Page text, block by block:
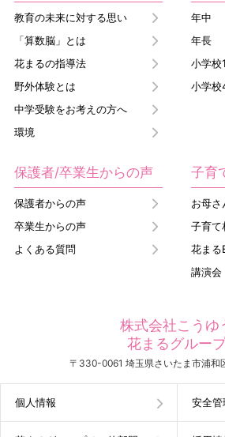
教育の未来に対する思い
「算数脳」とは
花まるの指導法
野外体験とは
中学受験をお考えの方へ
環境
年中
年長
小学校
小学
保護者/卒業生からの声
保護者からの声
卒業生からの声
よくある質問
子育
お母さ
子育て
花まる
講演会
株式会社こうゆ
花まるグルー
〒330-0061 埼玉県さいたま市浦和
個人情報 安全管